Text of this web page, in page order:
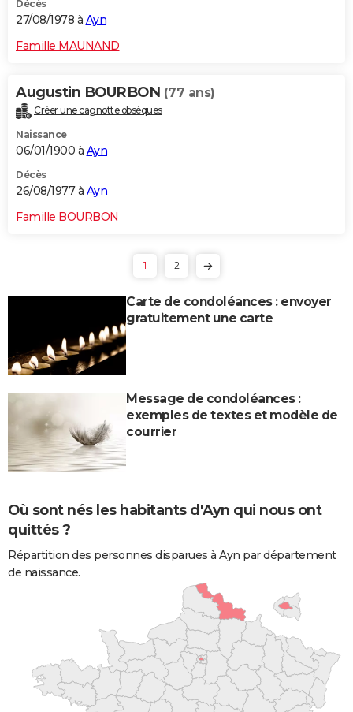
Décès
27/08/1978 à Ayn
Famille MAUNAND
Augustin BOURBON (77 ans)
Créer une cagnotte obsèques
Naissance
06/01/1900 à Ayn
Décès
26/08/1977 à Ayn
Famille BOURBON
1 2
Carte de condoléances : envoyer
gratuitement une carte
Message de condoléances :
exemples de textes et modèle de
courrier
Où sont nés les habitants d'Ayn qui nous ont
quittés ?
Répartition des personnes disparues à Ayn par département
de naissance.